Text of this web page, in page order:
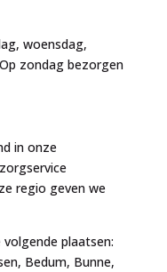
woensdag,
zondag bezorgen
in onze
regio geven we
plaatsen:
Bedum, Bunne,